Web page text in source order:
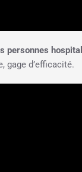
personnes
gage d’efficacité.